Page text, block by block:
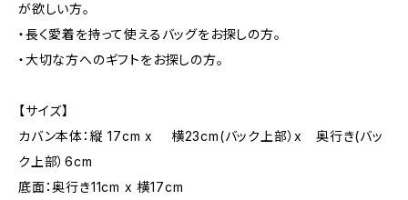
が欲しい方。
・長く愛着を持って使えるバッグをお探しの方。
・大切な方へのギフトをお探しの方。
【サイズ】
カバン本体：縦 17cm x 横23cm(バック上部）x 奥行き(バッ
ク上部）6cm
底面：奥行き11cm x 横17cm